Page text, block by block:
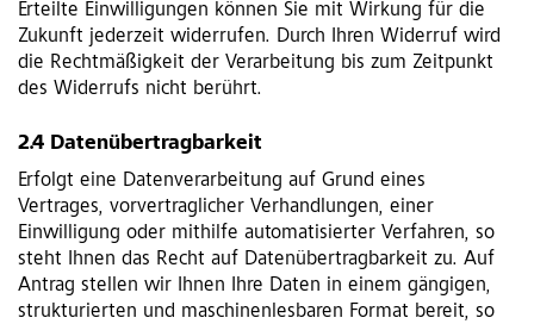
Erteilte Einwilligungen können Sie mit Wirkung für die
Zukunft jederzeit widerrufen. Durch Ihren Widerruf wird
die Rechtmäßigkeit der Verarbeitung bis zum Zeitpunkt
des Widerrufs nicht berührt.
2.4 Datenübertragbarkeit
Erfolgt eine Datenverarbeitung auf Grund eines
Vertrages, vorvertraglicher Verhandlungen, einer
Einwilligung oder mithilfe automatisierter Verfahren, so
steht Ihnen das Recht auf Datenübertragbarkeit zu. Auf
Antrag stellen wir Ihnen Ihre Daten in einem gängigen,
strukturierten und maschinenlesbaren Format bereit, so